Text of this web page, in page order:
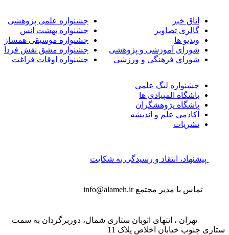
اتاق خبر
گالری تصاویر
ویدیو ها
شورای آموزشی و پژوهشی
شورای فرهنگی و ورزشی
جشنواره علمی پژوهشی
جشنواره بهشت انس
جشنواره موسیقی همساز
جشنواره مشق نقش فردا
جشنواره اوقات فراغت
جشنواره لیگ علمی
باشگاه المپیادی ها
باشگاه پژوهشگران
آکادمی علم و اندیشه
نشریات
پیشنهاد، انتقاد و رسیدگی به شکایت
تماس با مدیر مجتمعinfo@alameh.ir
تهران ، انتهای اتوبان ستاری شمال، دوربرگردان به سمت
جنوب خیابان اخلاص پلاک 11